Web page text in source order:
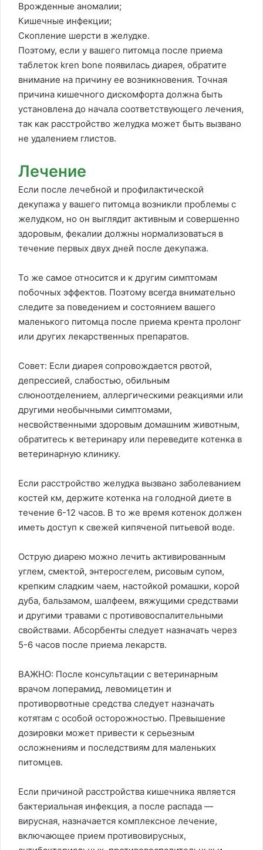
Врожденные аномалии;
Кишечные инфекции;
Скопление шерсти в желудке.
Поэтому, если у вашего питомца после приема
таблеток kren bone появилась диарея, обратите
внимание на причину ее возникновения. Точная
причина кишечного дискомфорта должна быть
установлена до начала соответствующего лечения,
так как расстройство желудка может быть вызвано
не удалением глистов.
Лечение
Если после лечебной и профилактической
декупажа у вашего питомца возникли проблемы с
желудком, но он выглядит активным и совершенно
здоровым, фекалии должны нормализоваться в
течение первых двух дней после декупажа.
То же самое относится и к другим симптомам
побочных эффектов. Поэтому всегда внимательно
следите за поведением и состоянием вашего
маленького питомца после приема крента пролонг
или других лекарственных препаратов.
Совет: Если диарея сопровождается рвотой,
депрессией, слабостью, обильным
слюноотделением, аллергическими реакциями или
другими необычными симптомами,
несвойственными здоровым домашним животным,
обратитесь к ветеринару или переведите котенка в
ветеринарную клинику.
Если расстройство желудка вызвано заболеванием
костей км, держите котенка на голодной диете в
течение 6-12 часов. В то же время котенок должен
иметь доступ к свежей кипяченой питьевой воде.
Острую диарею можно лечить активированным
углем, смектой, энтеросгелем, рисовым супом,
крепким сладким чаем, настойкой ромашки, корой
дуба, бальзамом, шалфеем, вяжущими средствами
и другими травами с противовоспалительными
свойствами. Абсорбенты следует назначать через
5-6 часов после приема лекарств.
ВАЖНО: После консультации с ветеринарным
врачом лоперамид, левомицетин и
противорвотные средства следует назначать
котятам с особой осторожностью. Превышение
дозировки может привести к серьезным
осложнениям и последствиям для маленьких
питомцев.
Если причиной расстройства кишечника является
бактериальная инфекция, а после распада —
вирусная, назначается комплексное лечение,
включающее прием противовирусных,